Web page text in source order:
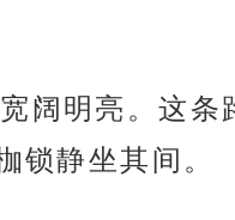
阔明亮。这条
锁静坐其间。